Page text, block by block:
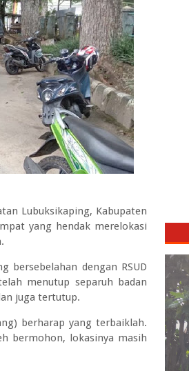
Lubuksikaping, Kabupaten
yang hendak merelokasi
bersebelahan dengan RSUD
menutup separuh badan
juga tertutup.
berharap yang terbaiklah.
bermohon, lokasinya masih